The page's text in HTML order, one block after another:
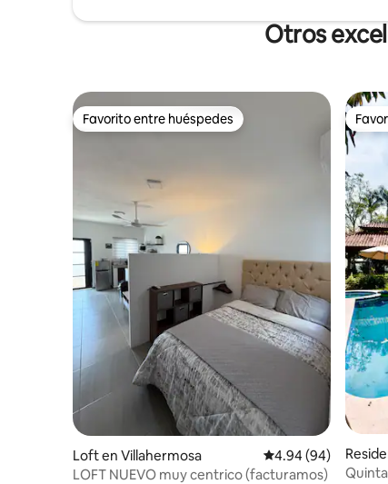
Otros
Favorito entre huéspedes
Favorito entre huéspedes
Loft en Villahermosa Calificación
4.94 (94)
LOFT NUEVO muy centrico (facturamos)